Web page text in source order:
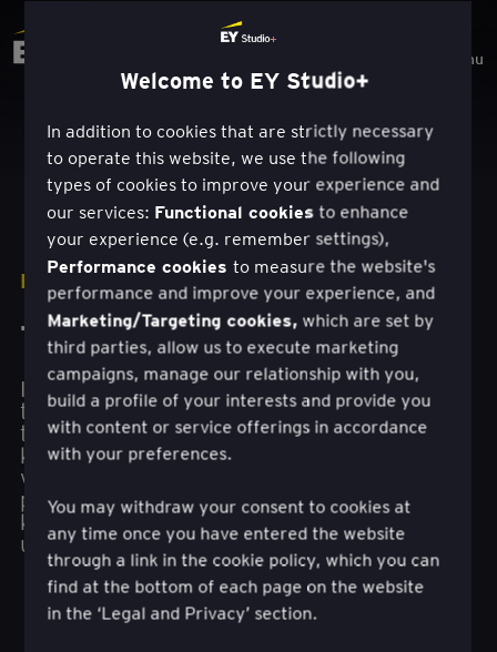
Menu
RJEŠENJA
Transformacija usluga
Izgradite usmjerenost na kupce i ostanite ispred
tržišnih trendova kroz tehnološki omogućenu
transformaciju usluga. Razumijevanjem potreba
kupaca i prioriteta usluga te ciljanjem područja
vrijednosti, EY Studio+ timovi pomažu u
postizanju boljih rezultata za kupce i
komercijalne rezultate tako što postaju vođeni
uvidima, responzivni i agilni.
Welcome to EY Studio+
In addition to cookies that are strictly necessary
to operate this website, we use the following
types of cookies to improve your experience and
our services: Functional cookiesto enhance
your experience (e.g. remember settings),
Performance cookiesto measure the website's
performance and improve your experience, and
Marketing/Targeting cookies, which are set by
third parties, allow us to execute marketing
campaigns, manage our relationship with you,
build a profile of your interests and provide you
with content or service offerings in accordance
with your preferences.
You may withdraw your consent to cookies at
any time once you have entered the website
through a link in the cookie policy, which you can
find at the bottom of each page on the website
in the ‘Legal and Privacy’ section.